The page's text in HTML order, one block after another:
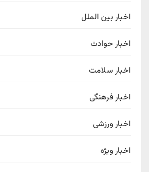
اخبار بین الملل
اخبار حوادث
اخبار سلامت
اخبار فرهنگی
اخبار ورزشی
اخبار ویژه